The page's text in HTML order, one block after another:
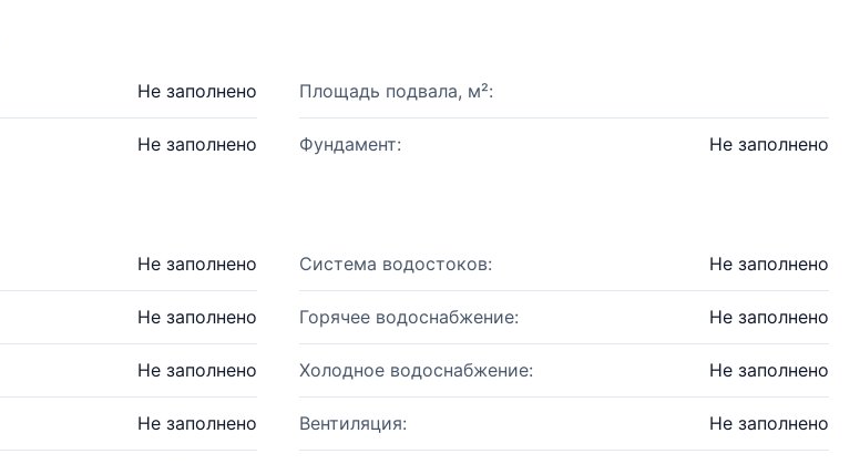
Не заполнено Площадь подвала, м²:
Не заполнено Фундамент: Не заполнено
Не заполнено Система водостоков: Не заполнено
Не заполнено Горячее водоснабжение: Не заполнено
Не заполнено Холодное водоснабжение: Не заполнено
Не заполнено Вентиляция: Не заполнено